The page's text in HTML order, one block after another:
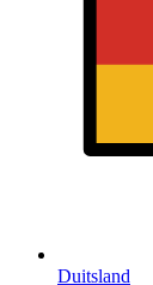
Duitsland